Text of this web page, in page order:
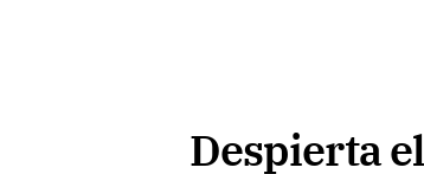
Despierta